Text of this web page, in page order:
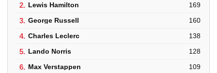
2. Lewis Hamilton 169
3. George Russell 160
4. Charles Leclerc 138
5. Lando Norris 128
6. Max Verstappen 109